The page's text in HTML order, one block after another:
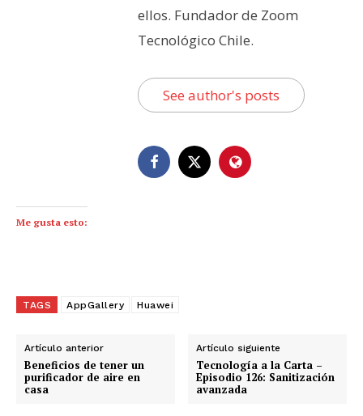
ellos. Fundador de Zoom
Tecnológico Chile.
See author's posts
Me gusta esto:
TAGS AppGallery Huawei
Artículo anterior
Beneficios de tener un
purificador de aire en
casa
Artículo siguiente
Tecnología a la Carta –
Episodio 126: Sanitización
avanzada